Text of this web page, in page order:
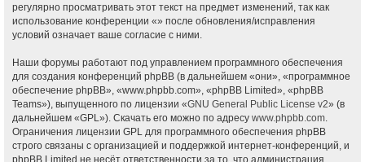
регулярно просматривать этот текст на предмет изменений, так как
использование конференции «» после обновления/исправления
условий означает ваше согласие с ними.
Наши форумы работают под управлением программного обеспечения
для создания конференций phpBB (в дальнейшем «они», «программное
обеспечение phpBB», «www.phpbb.com», «phpBB Limited», «phpBB
Teams»), выпущенного по лицензии «GNU General Public License v2» (в
дальнейшем «GPL»). Скачать его можно по адресу www.phpbb.com.
Ограничения лицензии GPL для программного обеспечения phpBB
строго связаны с организацией и поддержкой интернет-конференций, и
phpBB Limited не несёт ответственности за то, что администрация